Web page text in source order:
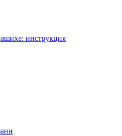
инструкция